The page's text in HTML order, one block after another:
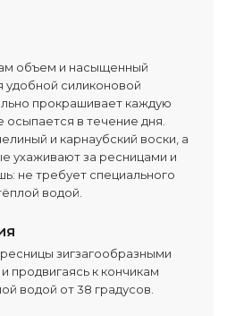
объем и насыщенный
удобной силиконовой
прокрашивает каждую
осыпается в течение дня.
и карнаубский воски, а
ухаживают за ресницами и
не требует специального
водой.
зигзагообразными
продвигаясь к кончикам
водой от 38 градусов.